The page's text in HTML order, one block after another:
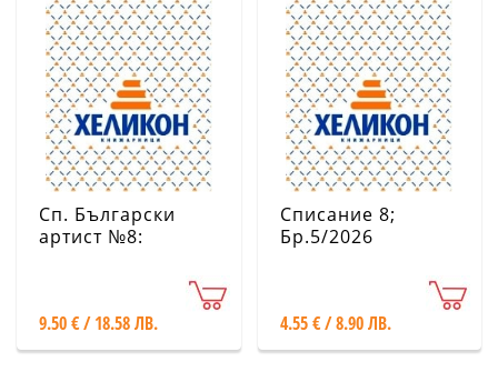
Сп. Български
артист №8:
Септември 2026
9.50 € / 18.58 ЛВ.
Списание 8;
Бр.5/2026
4.55 € / 8.90 ЛВ.